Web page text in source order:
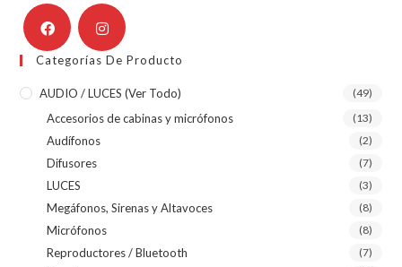
Categorías De Producto
AUDIO / LUCES (ver Todo) (49)
Accesorios de cabinas y micrófonos (13)
Audífonos (2)
Difusores (7)
LUCES (3)
Megáfonos, Sirenas y Altavoces (8)
Micrófonos (8)
Reproductores / Bluetooth (7)